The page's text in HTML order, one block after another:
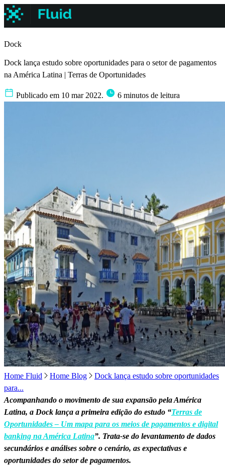
Dock
Dock lança estudo sobre oportunidades para o setor de pagamentos
na América Latina | Terras de Oportunidades
Publicado em 10 mar 2022. 6 minutos de leitura
Home Fluid Home Blog
Dock lança estudo sobre oportunidades
para...
Acompanhando o movimento de sua expansão pela América
Latina, a Dock lança a primeira edição do estudo “Terras de
Oportunidades – Um mapa para os meios de pagamentos e digital
banking na América Latina”. Trata-se do levantamento de dados
secundários e análises sobre o cenário, as expectativas e
oportunidades do setor de pagamentos.